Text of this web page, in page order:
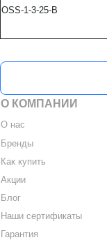
OSS-1-3-25-B
О КОМПАНИИ
О нас
Бренды
Как купить
Акции
Блог
Наши сертификаты
Гарантия